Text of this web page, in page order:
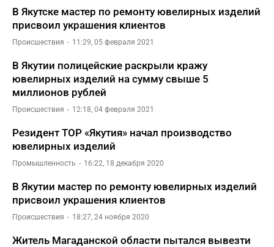
В Якутске мастер по ремонту ювелирных изделий
присвоил украшения клиентов
Происшествия 11:29, 05 февраля 2021
В Якутии полицейские раскрыли кражу
ювелирных изделий на сумму свыше 5
миллионов рублей
Происшествия 12:18, 04 февраля 2021
Резидент ТОР «Якутия» начал производство
ювелирных изделий
Промышленность 16:22, 18 декабря 2020
В Якутии мастер по ремонту ювелирных изделий
присвоил украшения клиентов
Происшествия 18:27, 24 ноября 2020
Житель Магаданской области пытался вывезти